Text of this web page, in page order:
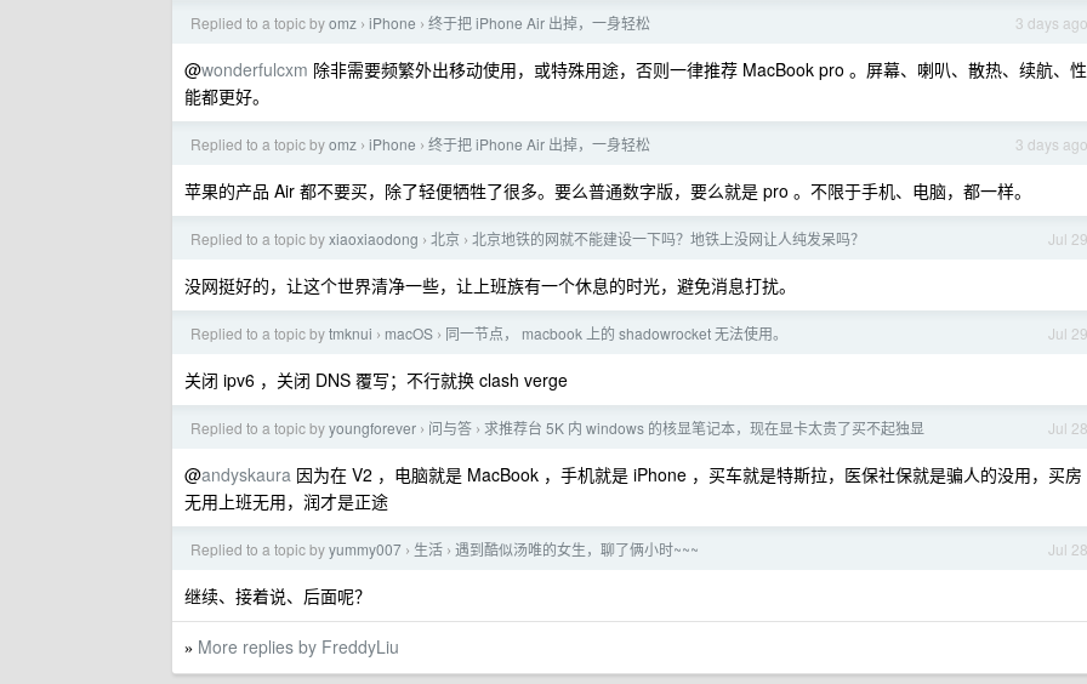
3 days ago
Replied to a topic byomz › iPhone › 终于把 iPhone Air 出掉，一身轻松
@wonderfulcxm 除非需要频繁外出移动使用，或特殊用途，否则一律推荐 MacBook pro 。屏幕、喇叭、散热、续航、性
能都更好。
3 days ago
Replied to a topic byomz › iPhone › 终于把 iPhone Air 出掉，一身轻松
苹果的产品 Air 都不要买，除了轻便牺牲了很多。要么普通数字版，要么就是 pro 。不限于手机、电脑，都一样。
Jul 29
Replied to a topic byxiaoxiaodong › 北京 › 北京地铁的网就不能建设一下吗？地铁上没网让人纯发呆吗？
没网挺好的，让这个世界清净一些，让上班族有一个休息的时光，避免消息打扰。
Jul 29
Replied to a topic bytmknui › macOS › 同一节点， macbook 上的 shadowrocket 无法使用。
关闭 ipv6 ，关闭 DNS 覆写；不行就换 clash verge
Jul 28
Replied to a topic byyoungforever › 问与答 › 求推荐台 5K 内 windows 的核显笔记本，现在显卡太贵了买不起独显
@andyskaura 因为在 V2 ，电脑就是 MacBook ，手机就是 iPhone ，买车就是特斯拉，医保社保就是骗人的没用，买房
无用上班无用，润才是正途
Jul 28
Replied to a topic byyummy007 › 生活 › 遇到酷似汤唯的女生，聊了俩小时~~~
继续、接着说、后面呢？
» More replies by FreddyLiu